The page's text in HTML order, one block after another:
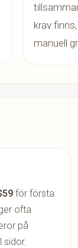
krav
manuell
för första
ofta
på
sidor.